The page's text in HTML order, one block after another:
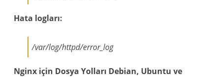
Hata logları:
/var/log/httpd/error_log
Nginx için Dosya Yolları Debian, Ubuntu ve